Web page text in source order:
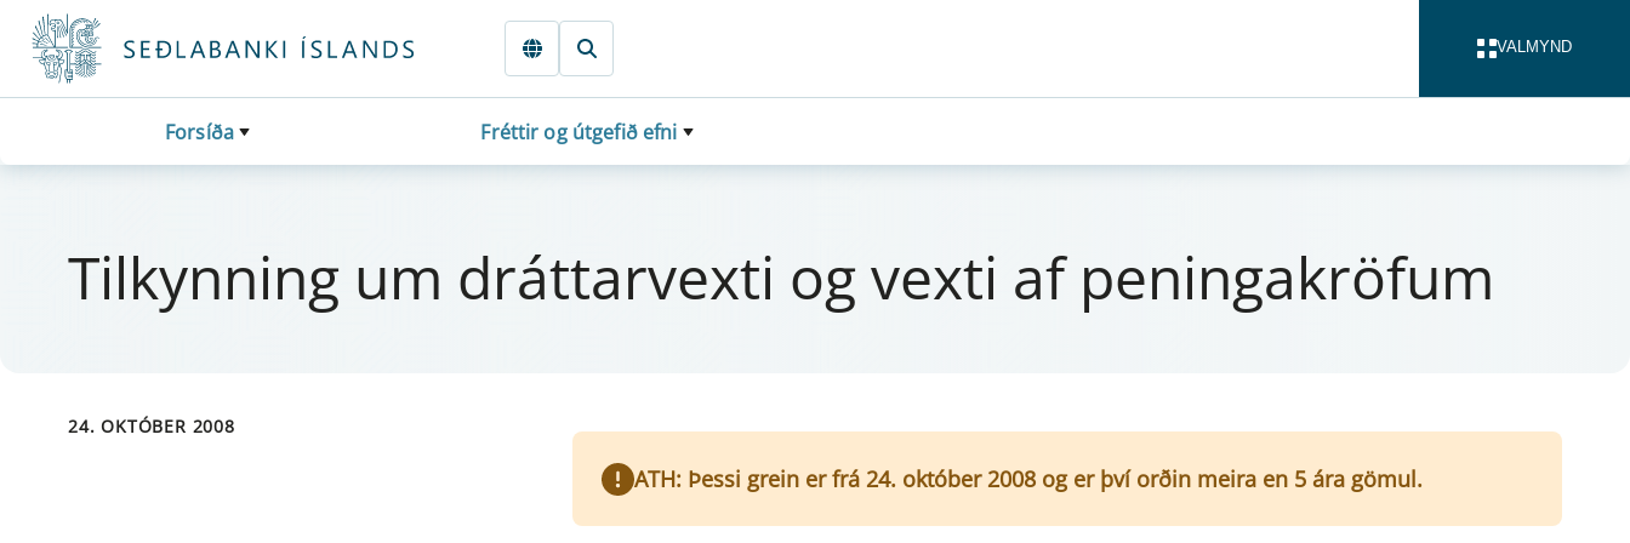
Fara beint í Meginmál
VALMYND
Forsíða Fréttir og útgefið efni
Til­kynn­ing um drá­tt­a­rvexti og vexti af pen­inga­krö­f­um
24. OKTÓBER 2008
ATH: Þessi grein er frá 24. október 2008 og er því orðin meira en 5 ára gömul.